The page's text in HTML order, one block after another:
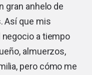
gran anhelo de
Así que mis
a tiempo
almuerzos,
pero cómo me